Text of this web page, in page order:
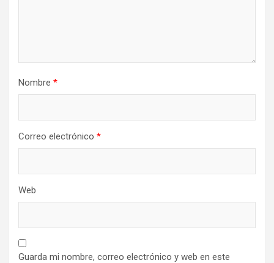
Nombre *
Correo electrónico *
Web
Guarda mi nombre, correo electrónico y web en este